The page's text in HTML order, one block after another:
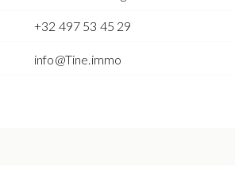
+32 497 53 45 29
info@Tine.immo